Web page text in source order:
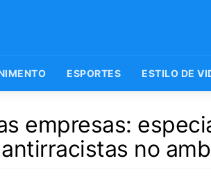
ESPORTES ESTILO DE
empresas:
no